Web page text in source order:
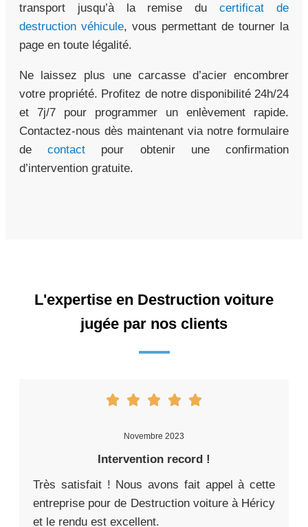
transport jusqu’à la remise ducertificat de
destruction véhicule, vous permettant de tourner la
page en toute légalité.
Ne laissez plus une carcasse d’acier encombrer
votre propriété. Profitez de notre disponibilité 24h/24
et 7j/7 pour programmer un enlèvement rapide.
Contactez-nous dès maintenant via notre formulaire
decontact pour obtenir une confirmation
d’intervention gratuite.
L'expertise en Destruction voiture
jugée par nos clients
Novembre 2023
Intervention record !
Très satisfait ! Nous avons fait appel à cette
entreprise pour de Destruction voiture à Héricy
et le rendu est excellent.